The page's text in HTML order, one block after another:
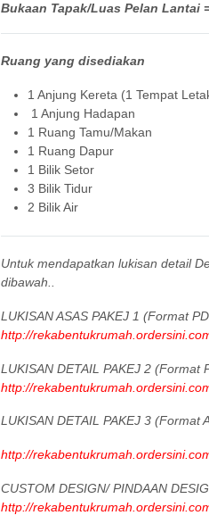
Bukaan Tapak/Luas Pelan Lantai
Ruang yang disediakan
1 Anjung Kereta (1 Tempat
1 Anjung Hadapan
1 Ruang Tamu/Makan
1 Ruang Dapur
1 Bilik Setor
3 Bilik Tidur
2 Bilik Air
Untuk mendapatkan lukisan detail
dibawah..
LUKISAN ASAS PAKEJ 1 (Format
http://
LUKISAN DETAIL PAKEJ 2 (Format
http://
LUKISAN DETAIL PAKEJ 3 (Format
http://
CUSTOM DESIGN/ PINDAAN
http://